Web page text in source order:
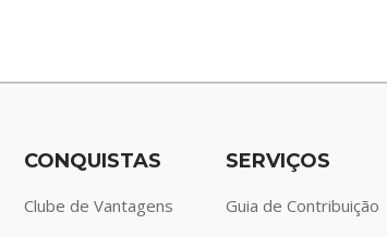
CONQUISTAS
Clube de Vantagens
SERVIÇOS
Guia de Contribuição